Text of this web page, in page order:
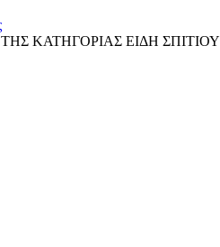
ΚΑΤΗΓΟΡΙΑΣ ΕΙΔΗ ΣΠΙΤΙΟΥ